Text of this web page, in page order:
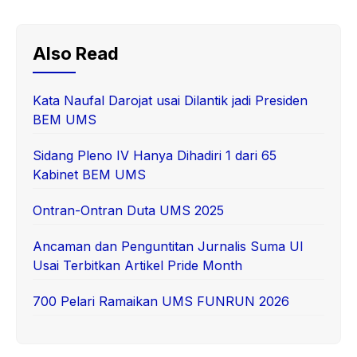
Also Read
Kata Naufal Darojat usai Dilantik jadi Presiden
BEM UMS
Sidang Pleno IV Hanya Dihadiri 1 dari 65
Kabinet BEM UMS
Ontran-Ontran Duta UMS 2025
Ancaman dan Penguntitan Jurnalis Suma UI
Usai Terbitkan Artikel Pride Month
700 Pelari Ramaikan UMS FUNRUN 2026